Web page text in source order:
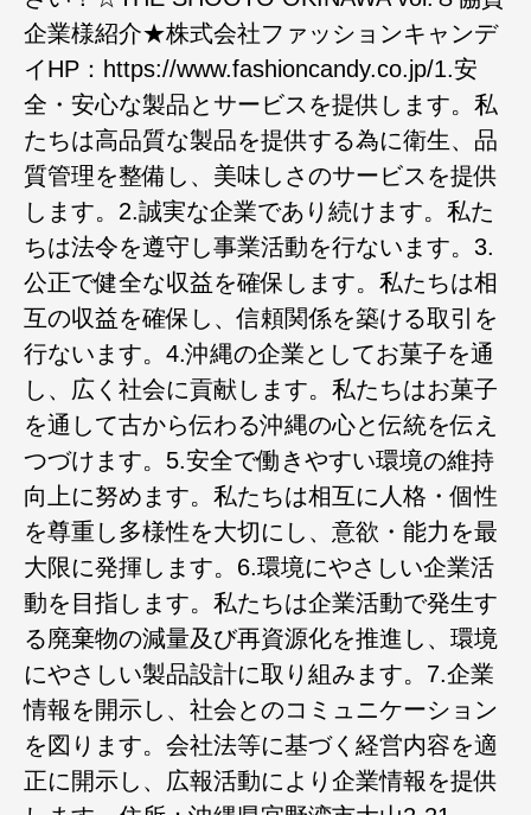
企業様紹介★株式会社ファッションキャンデ
イHP：https://www.fashioncandy.co.jp/1.安
全・安心な製品とサービスを提供します。私
たちは高品質な製品を提供する為に衛生、品
質管理を整備し、美味しさのサービスを提供
します。2.誠実な企業であり続けます。私た
ちは法令を遵守し事業活動を行ないます。3.
公正で健全な収益を確保します。私たちは相
互の収益を確保し、信頼関係を築ける取引を
行ないます。4.沖縄の企業としてお菓子を通
し、広く社会に貢献します。私たちはお菓子
を通して古から伝わる沖縄の心と伝統を伝え
つづけます。5.安全で働きやすい環境の維持
向上に努めます。私たちは相互に人格・個性
を尊重し多様性を大切にし、意欲・能力を最
大限に発揮します。6.環境にやさしい企業活
動を目指します。私たちは企業活動で発生す
る廃棄物の減量及び再資源化を推進し、環境
にやさしい製品設計に取り組みます。7.企業
情報を開示し、社会とのコミュニケーション
を図ります。会社法等に基づく経営内容を適
正に開示し、広報活動により企業情報を提供